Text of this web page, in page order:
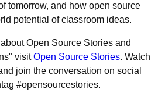
tomorrow, and how open source
potential of classroom ideas.
Open Source Stories and
visitOpen Source Stories. Watch
join the conversation on social
#opensourcestories.